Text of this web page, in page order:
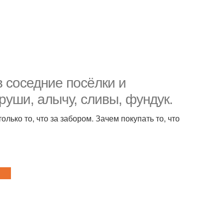
посёлки и
алычу, сливы, фундук.
то, что за забором. Зачем покупать то, что